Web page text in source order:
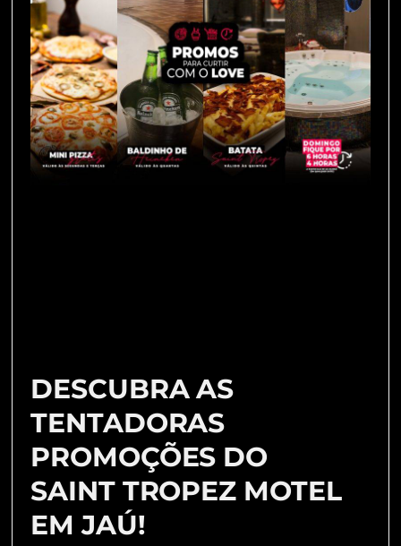
DESCUBRA AS
TENTADORAS
PROMOÇÕES DO
SAINT TROPEZ MOTEL
EM JAÚ!